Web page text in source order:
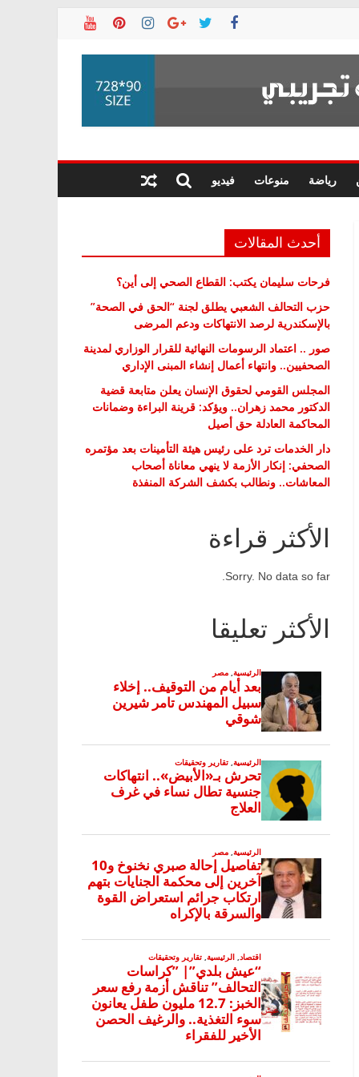
رياضة منوعات فيديو
أحدث المقالات
فرحات سليمان يكتب: القطاع الصحي إلى أين؟
حزب التحالف الشعبي يطلق لجنة “الحق في الصحة”
بالإسكندرية لرصد الانتهاكات ودعم المرضى
صور .. اعتماد الرسومات النهائية للقرار الوزاري لمدينة
الصحفيين.. وانتهاء أعمال إنشاء المبنى الإداري
المجلس القومي لحقوق الإنسان يعلن متابعة قضية
الدكتور محمد زهران.. ويؤكد: قرينة البراءة وضمانات
المحاكمة العادلة حق أصيل
دار الخدمات ترد على رئيس هيئة التأمينات بعد مؤتمره
الصحفي: إنكار الأزمة لا ينهي معاناة أصحاب
المعاشات.. ونطالب بكشف الشركة المنفذة
الأكثر قراءة
Sorry. No data so far.
الأكثر تعليقا